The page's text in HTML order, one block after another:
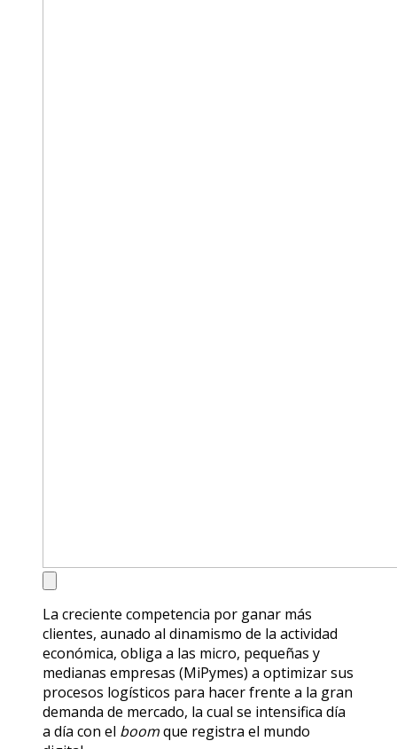
La creciente competencia por ganar más
clientes, aunado al dinamismo de la actividad
económica, obliga a las micro, pequeñas y
medianas empresas (MiPymes) a optimizar sus
procesos logísticos para hacer frente a la gran
demanda de mercado, la cual se intensifica día
a día con el boomque registra el mundo